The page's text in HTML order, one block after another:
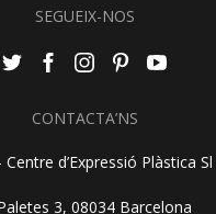
SEGUEIX-NOS
CONTACTA’NS
Centre d’Expressió Plàstica Sl
3, 08034 Barcelona